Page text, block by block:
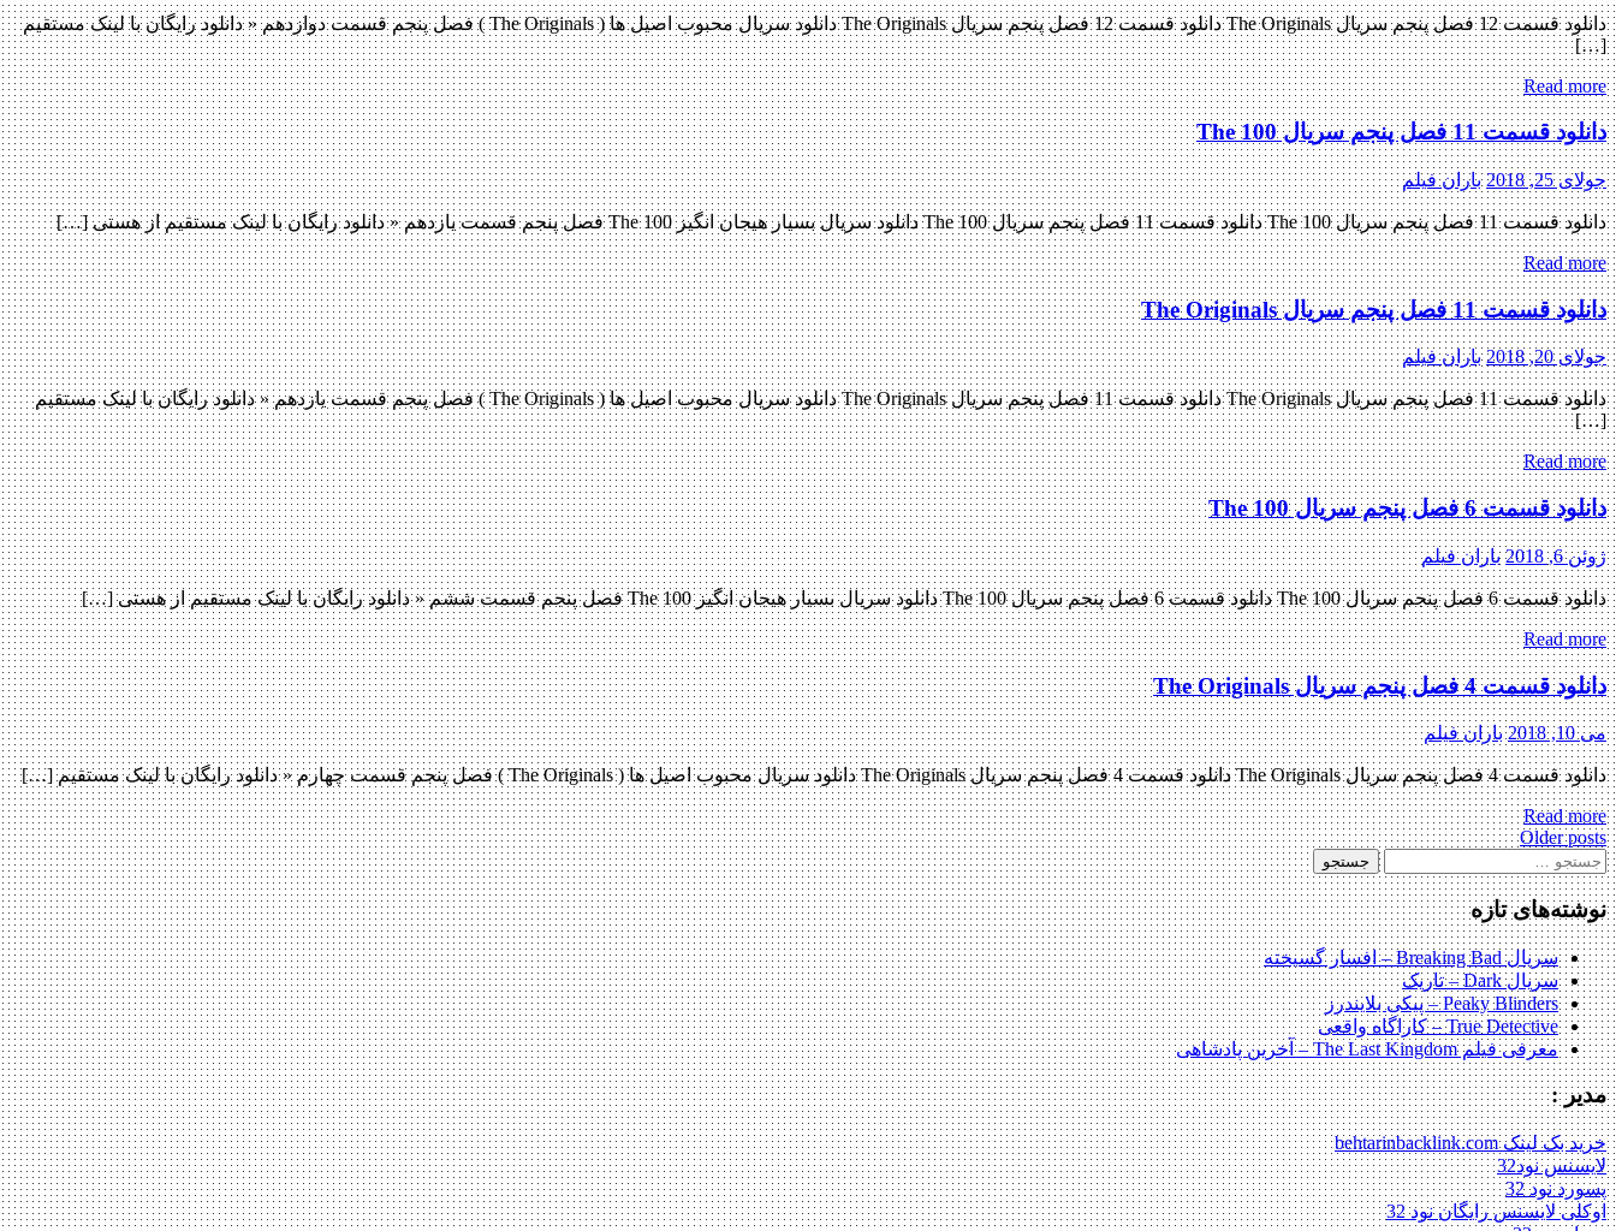
دانلود قسمت 12 فصل پنجم سریال The Originals دانلود قسمت 12 فصل پنجم سریال The Originals دانلود سریال محبوب اصیل ها ( The Originals ) فصل پنجم قسمت دوازدهم « دانلود رایگان با لینک مستقیم
[…]
Read more
دانلود قسمت 11 فصل پنجم سریال The 100
جولای 25, 2018 باران فیلم
دانلود قسمت 11 فصل پنجم سریال The 100 دانلود قسمت 11 فصل پنجم سریال The 100 دانلود سریال بسیار هیجان انگیز The 100 فصل پنجم قسمت یازدهم « دانلود رایگان با لینک مستقیم از هستی […]
Read more
دانلود قسمت 11 فصل پنجم سریال The Originals
جولای 20, 2018 باران فیلم
دانلود قسمت 11 فصل پنجم سریال The Originals دانلود قسمت 11 فصل پنجم سریال The Originals دانلود سریال محبوب اصیل ها ( The Originals ) فصل پنجم قسمت یازدهم « دانلود رایگان با لینک مستقیم
[…]
Read more
دانلود قسمت 6 فصل پنجم سریال The 100
ژوئن 6, 2018 باران فیلم
دانلود قسمت 6 فصل پنجم سریال The 100 دانلود قسمت 6 فصل پنجم سریال The 100 دانلود سریال بسیار هیجان انگیز The 100 فصل پنجم قسمت ششم « دانلود رایگان با لینک مستقیم از هستی […]
Read more
دانلود قسمت 4 فصل پنجم سریال The Originals
می 10, 2018 باران فیلم
دانلود قسمت 4 فصل پنجم سریال The Originals دانلود قسمت 4 فصل پنجم سریال The Originals دانلود سریال محبوب اصیل ها ( The Originals ) فصل پنجم قسمت چهارم « دانلود رایگان با لینک مستقیم […]
Read more
Posts
navigation
Older posts
جستجو
برای:
نوشته‌های تازه
سریال Breaking Bad – افسار گسیخته
سریال Dark – تاریک
Peaky Blinders – پیکی بلایندرز
True Detective – کاراگاه واقعی
معرفی فیلم The Last Kingdom – آخرین پادشاهی
مدیر :
خرید بک لینک behtarinbacklink.com
لایسنس نود32
پسورد نود 32
اوکلی لایسنس رایگان نود 32